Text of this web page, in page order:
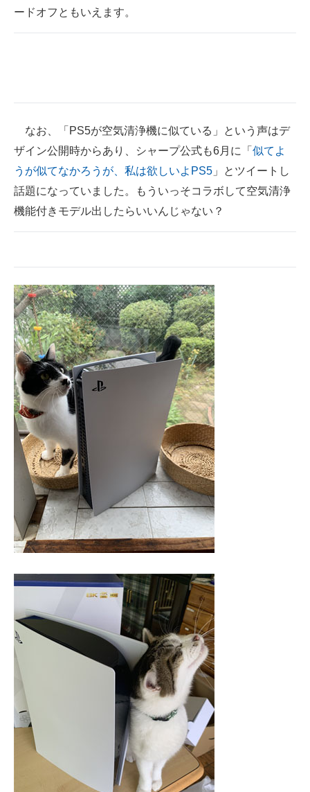
製造業のIT導入・活用を支援
モノづくり技術者専門サイト
エネルギーの専門メディア
建設×テクノロジーの最前線
ちょっと気になるネットの話題
ードオフともいえます。
なお、「PS5が空気清浄機に似ている」という声はデ
ザイン公開時からあり、シャープ公式も6月に「 似てよ
うが似てなかろうが、私は欲しいよPS5 」とツイートし
話題になっていました。もういっそコラボして空気清浄
機能付きモデル出したらいいんじゃない？